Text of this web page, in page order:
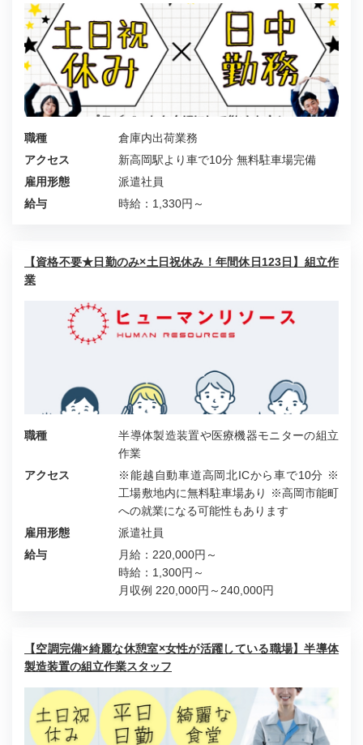
職種
倉庫内出荷業務
アクセス
新高岡駅より車で10分 無料駐車場完備
雇用形態
派遣社員
給与
時給：1,330円～
【資格不要★日勤のみ×土日祝休み！年間休日123日】組立作
業
職種
半導体製造装置や医療機器モニターの組立
作業
アクセス
※能越自動車道高岡北ICから車で10分 ※
工場敷地内に無料駐車場あり ※高岡市能町
への就業になる可能性もあります
雇用形態
派遣社員
給与
月給：220,000円～
時給：1,300円～
月収例 220,000円～240,000円
【空調完備×綺麗な休憩室×女性が活躍している職場】半導体
製造装置の組立作業スタッフ